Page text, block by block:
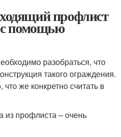
профлист
с помощью
разобраться, что
такого ограждения.
же конкретно считать в
из профлиста – очень